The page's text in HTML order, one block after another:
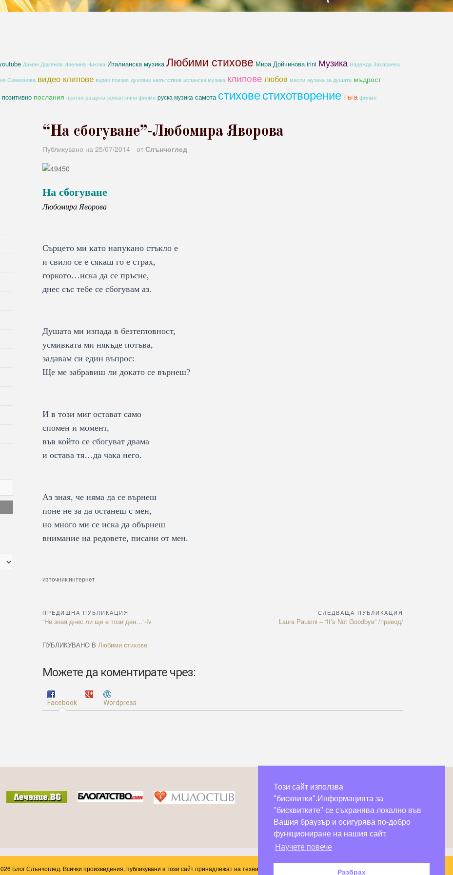
Дамян Дамянов Ивелина Никова Италианска музика Любими стихове Мира Дойчинова irini Музика Надежда Захариева
Симеонова видео клипове видео поезия духовни напътствия испанска музика клипове любов мисли музика за душата мъдрост
позитивно послания притчи раздяла романтични филми руска музика самота стиховестихотворениетъга филми
“На сбогуване”-Любомира Яворова
Публикувано на 25/07/2014 от Слънчоглед
На сбогуване
Любомира Яворова
Сърцето ми като напукано стъкло е
и свило се е сякаш го е страх,
горкото…иска да се пръсне,
днес със тебе се сбогувам аз.
Душата ми изпада в безтегловност,
усмивката ми някъде потъва,
задавам си един въпрос:
Ще ме забравиш ли докато се върнеш?
И в този миг остават само
спомен и момент,
във който се сбогуват двама
и остава тя…да чака него.
Аз зная, че няма да се върнеш
поне не за да останеш с мен,
но много ми се иска да обърнеш
внимание на редовете, писани от мен.
източник:интернет
Навигация
ПРЕДИШНА ПУБЛИКАЦИЯ
Previous
“Не зная днес ли ще е този ден…”-Iv
СЛЕДВАЩА ПУБЛИКАЦИЯ
Next
Laura Pausini – “It’s Not Goodbye” /превод/
ПУБЛИКУВАНО В Любими стихове
Можете да коментирате чрез:
Facebook Wordpress
Блог Слънчоглед. Всички произведения, публикувани в този сайт принадлежат на техните автори.
Този сайт използва
"бисквитки".Информацията за
"бисквитките" се съхранява локално във
Вашия браузър и осигурява по-добро
функциониране на нашия сайт.
Научете повече
Разбрах